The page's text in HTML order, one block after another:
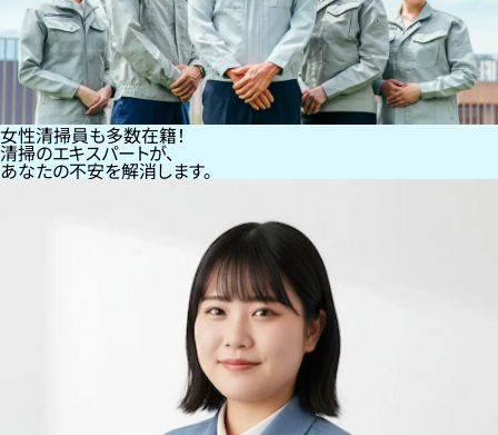
女性清掃員も多数在籍！
清掃のエキスパートが、
あなたの不安を解消します。